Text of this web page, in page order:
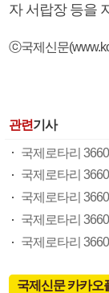
자 서랍장 등을
ⓒ국제신문
관련기사
국제신문 카카오